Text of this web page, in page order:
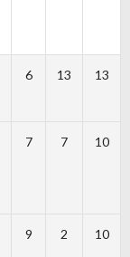
6 13 13
7 7 10
9 2 10